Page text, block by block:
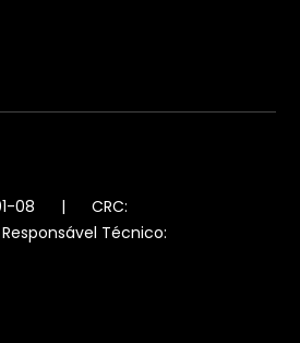
08 | CRC:
Técnico: